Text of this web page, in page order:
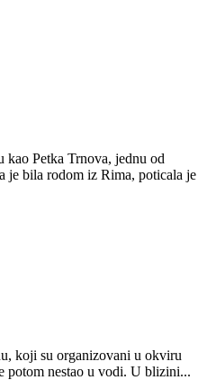
kao Petka Trnova, jednu od
je bila rodom iz Rima, poticala je
koji su organizovani u okviru
potom nestao u vodi. U blizini...